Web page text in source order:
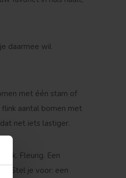
daarmee wil
met één stam of
aantal bomen met
net iets lastiger.
Fleurig. Een
Stel je voor: een